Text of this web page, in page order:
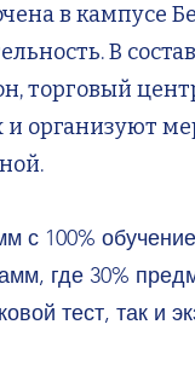
в кампусе
В
торговый
организуют
с 100%
где 30%
тест, так и